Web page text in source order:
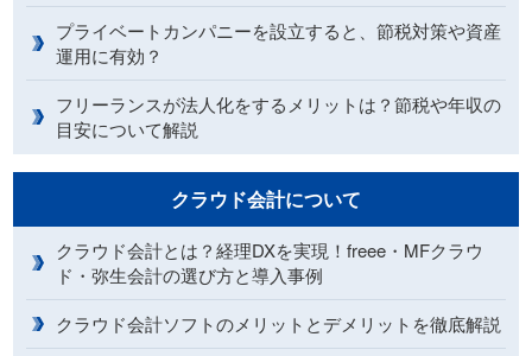
プライベートカンパニーを設立すると、節税対策や資産
運用に有効？
フリーランスが法人化をするメリットは？節税や年収の
目安について解説
クラウド会計について
クラウド会計とは？経理DXを実現！freee・MFクラウ
ド・弥生会計の選び方と導入事例
クラウド会計ソフトのメリットとデメリットを徹底解説